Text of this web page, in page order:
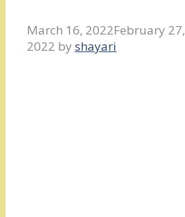
March 16, 2022February 27,
2022 by shayari